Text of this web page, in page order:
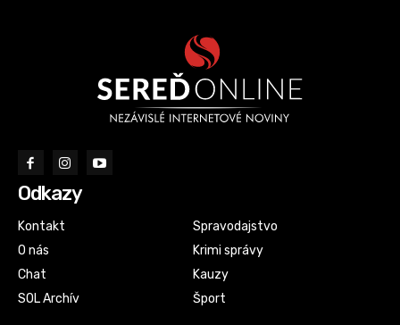
Odkazy
Kontakt
O nás
Chat
SOL Archív
Spravodajstvo
Krimi správy
Kauzy
Šport